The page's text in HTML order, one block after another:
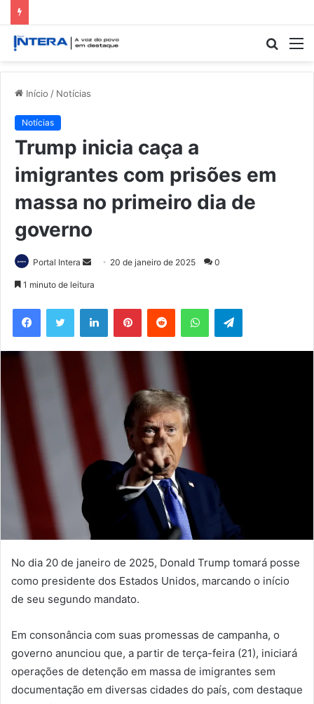
Início / Notícias
Notícias
Trump inicia caça a
imigrantes com prisões em
massa no primeiro dia de
governo
Portal Intera
Mande
mail
20 de janeiro de 2025 0
1 minuto de leitura
FacebookTwitter LinkedinPinterestReddit WhatsAppTelegram
No dia 20 de janeiro de 2025, Donald Trump tomará posse
como presidente dos Estados Unidos, marcando o início
de seu segundo mandato.
Em consonância com suas promessas de campanha, o
governo anunciou que, a partir de terça-feira (21), iniciará
operações de detenção em massa de imigrantes sem
documentação em diversas cidades do país, com destaque